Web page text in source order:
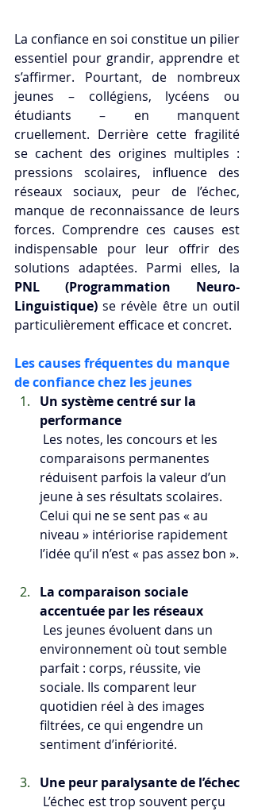
La confiance en soi constitue un pilier
essentiel pour grandir, apprendre et
s’affirmer. Pourtant, de nombreux
jeunes – collégiens, lycéens ou
étudiants – en manquent
cruellement. Derrière cette fragilité
se cachent des origines multiples :
pressions scolaires, influence des
réseaux sociaux, peur de l’échec,
manque de reconnaissance de leurs
forces. Comprendre ces causes est
indispensable pour leur offrir des
PNL (Programmation Neuro-
Linguistique) se révèle être un outil
particulièrement efficace et concret.
Les causes fréquentes du manque
de confiance chez les jeunes
Un système centré sur la
performance
comparaisons permanentes
réduisent parfois la valeur d’un
jeune à ses résultats scolaires.
Celui qui ne se sent pas « au
niveau » intériorise rapidement
l’idée qu’il n’est « pas assez bon ».
La comparaison sociale
accentuée par les réseaux
environnement où tout semble
parfait : corps, réussite, vie
sociale. Ils comparent leur
quotidien réel à des images
filtrées, ce qui engendre un
sentiment d’infériorité.
Une peur paralysante de l’échec